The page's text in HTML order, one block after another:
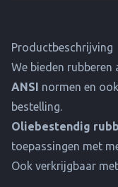
Productbeschrijving
We bieden rubberen
ANSI
normen en
bestelling.
Oliebestendig
toepassingen met
Ook verkrijgbaar